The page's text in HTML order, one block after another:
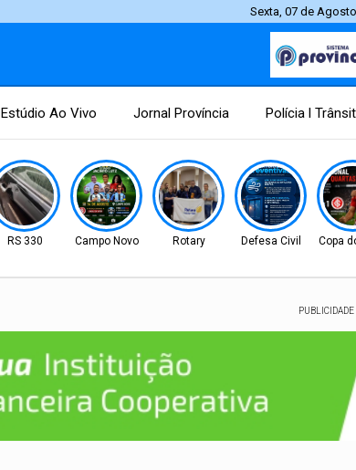
Sexta, 07 de
Estúdio Ao Vivo Jornal Província Polícia l
RS 330 Campo Novo Rotary Defesa Civil Copa
PUBLICIDADE